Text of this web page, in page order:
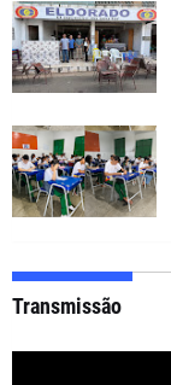
Transmissão